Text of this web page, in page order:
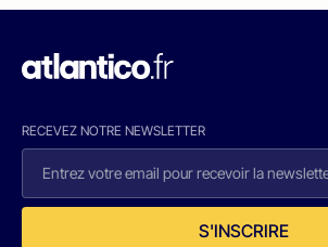
RECEVEZ NOTRE NEWSLETTER
S'INSCRIRE